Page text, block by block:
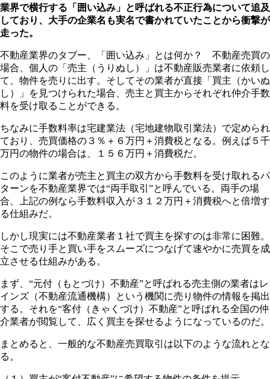
業界で横行する「囲い込み」と呼ばれる不正行為について追及
しており、大手の企業名も実名で書かれていたことから衝撃が
走った。
不動産業界のタブー、「囲い込み」とは何か？ 不動産売買の
場合、個人の「売主（うりぬし）」は不動産販売業者に依頼し
て、物件を売りに出す。そしてその業者が直接「買主（かいぬ
し）」を見つけられた場合、売主と買主からそれぞれ仲介手数
料を受け取ることができる。
ちなみに手数料率は宅建業法（宅地建物取引業法）で定められ
ており、売買価格の３％＋６万円＋消費税となる。例えば５千
万円の物件の場合は、１５６万円＋消費税だ。
このように業者が売主と買主の双方から手数料を受け取れるパ
ターンを不動産業界では“両手取引”と呼んでいる。両手の場
合、上記の例なら手数料収入が３１２万円＋消費税へと倍増す
る仕組みだ。
しかし現実には不動産業者１社で買主を探すのは非常に困難。
そこで売り手と買い手をスムーズにつなげて速やかに売買を成
立させる仕組みがある。
まず、“元付（もとづけ）不動産”と呼ばれる売主側の業者はレ
インズ（不動産流通機構）という機関に売り物件の情報を掲出
する。それを“客付（きゃくづけ）不動産”と呼ばれる全国の仲
介業者が閲覧して、広く買主を探せるようになっているのだ。
まとめると、一般的な不動産売買取引は以下のような流れとな
る。